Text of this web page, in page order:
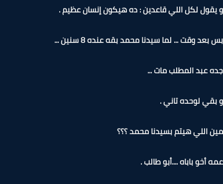
لكل اللي قاعدين : ده هيكون إنسان عظيم .
وقت ... لما سيدنا محمد بقه عنده 8 سنين ...
عبد المطلب مات ...
لوحده تاني .
اللي هيتم بسيدنا محمد ؟؟؟
أخو باباه ....أبو طالب .